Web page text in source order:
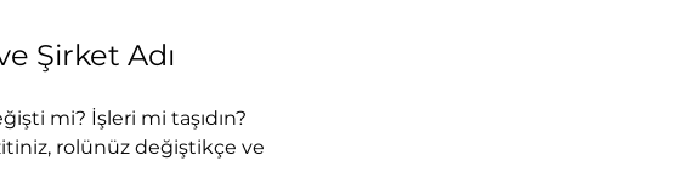
Şirket Adı
mi? İşleri mi taşıdın?
rolünüz değiştikçe ve